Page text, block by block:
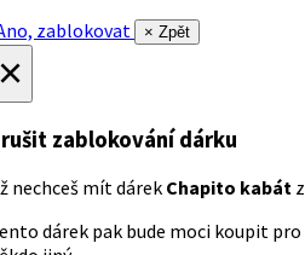
zablokovat
× Zpět
zablokování dárku
nechceš mít dárek Chapito kabát
dárek pak bude moci koupit pro